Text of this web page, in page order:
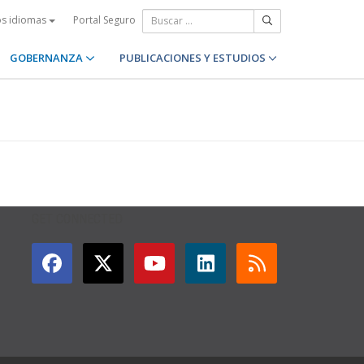
idiomas Portal Seguro
GOBERNANZA PUBLICACIONES Y ESTUDIOS